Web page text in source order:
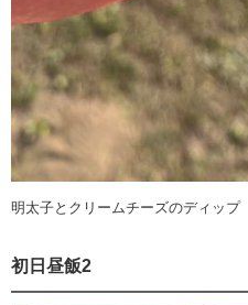
明太子とクリームチーズのディップ
初日昼飯2